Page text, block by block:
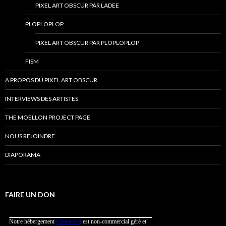
PIXEL ART OBSCUR PAR LADEE
PLOPLOPLOP
PIXEL ART OBSCUR PAR PLOPLOPLOP
FISM
A PROPOS DU PIXEL ART OBSCUR
INTERVIEWS DES ARTISTES
THE MOELLON PROJECT PAGE
NOUS REJOINDRE
DIAPORAMA
FAIRE UN DON